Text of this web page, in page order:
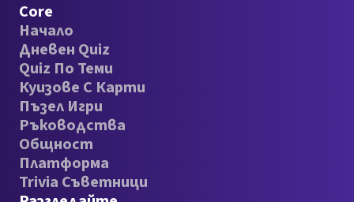
Core
Начало
Дневен Quiz
Quiz По Теми
Куизове С Карти
Пъзел Игри
Ръководства
Общност
Платформа
Trivia Съветници